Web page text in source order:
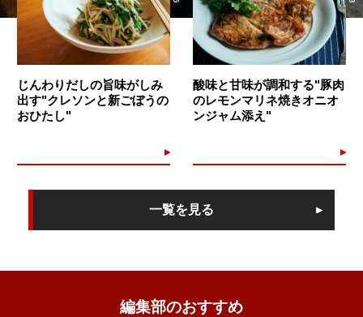
じんわりだしの旨味がしみ
出す"クレソンと新ごぼうの
おひたし"
酸味と甘味が調和する"豚肉
のレモンマリネ焼きオニオ
ンジャム添え"
一覧を見る
編集部のおすすめ